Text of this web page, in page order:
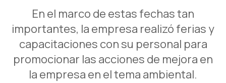
En el marco de estas fechas tan
importantes, la empresa realizó ferias y
capacitaciones con su personal para
promocionar las acciones de mejora en
la empresa en el tema ambiental.